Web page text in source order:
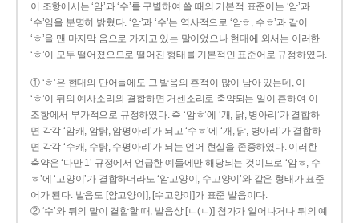
이 조항에서는 ‘암’과 ‘수’를 구별하여 쓸 때의 기본적 표준어는 ‘암’과
‘수’임을 분명히 밝혔다. ‘암’과 ‘수’는 역사적으로 ‘암ㅎ, 수ㅎ’과 같이
‘ㅎ’을 맨 마지막 음으로 가지고 있는 말이었으나 현대에 와서는 이러한
‘ㅎ’이 모두 떨어졌으므로 떨어진 형태를 기본적인 표준어로 규정하였다.
① ‘ㅎ’은 현대의 단어들에도 그 발음의 흔적이 많이 남아 있는데, 이
‘ㅎ’이 뒤의 예사소리와 결합하면 거센소리로 축약되는 일이 흔하여 이
조항에서 부가적으로 규정하였다. 즉 ‘암ㅎ’에 ‘개, 닭, 병아리’가 결합하
면 각각 ‘암캐, 암탉, 암평아리’가 되고 ‘수ㅎ’에 ‘개, 닭, 병아리’가 결합하
면 각각 ‘수캐, 수탉, 수평아리’가 되는 언어 현실을 존중하였다. 이러한
축약은 ‘다만 1’ 규정에서 언급한 예들에만 해당되는 것이므로 ‘암ㅎ, 수
ㅎ’에 ‘고양이’가 결합하더라도 ‘암고양이, 수고양이’와 같은 형태가 표준
어가 된다. 발음도 [암고양이], [수고양이]가 표준 발음이다.
② ‘수’와 뒤의 말이 결합할 때, 발음상 [ㄴ(ㄴ)] 첨가가 일어나거나 뒤의 예